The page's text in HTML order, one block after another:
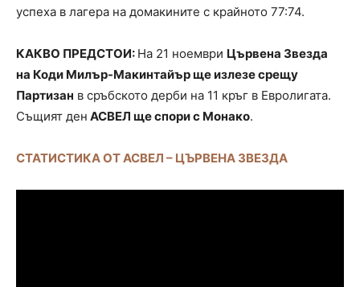
успеха в лагера на домакините с крайното 77:74.
КАКВО ПРЕДСТОИ: На 21 ноември Цървена Звезда
на Коди Милър-Макинтайър ще излезе срещу
Партизан в сръбското дерби на 11 кръг в Евролигата.
Същият ден АСВЕЛ ще спори с Монако.
СТАТИСТИКА ОТ АСВЕЛ – ЦЪРВЕНА ЗВЕЗДА